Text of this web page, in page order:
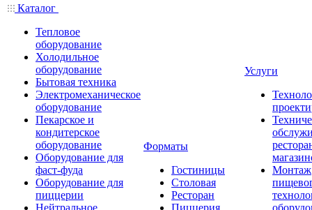
Каталог
Тепловое
оборудование
Холодильное
оборудование
Бытовая техника
Электромеханическое
оборудование
Пекарское и
кондитерское
оборудование
Оборудование для
фаст-фуда
Оборудование для
пиццерии
Нейтральное
Форматы
Гостиницы
Столовая
Ресторан
Пиццерия
Услуги
Монтаж